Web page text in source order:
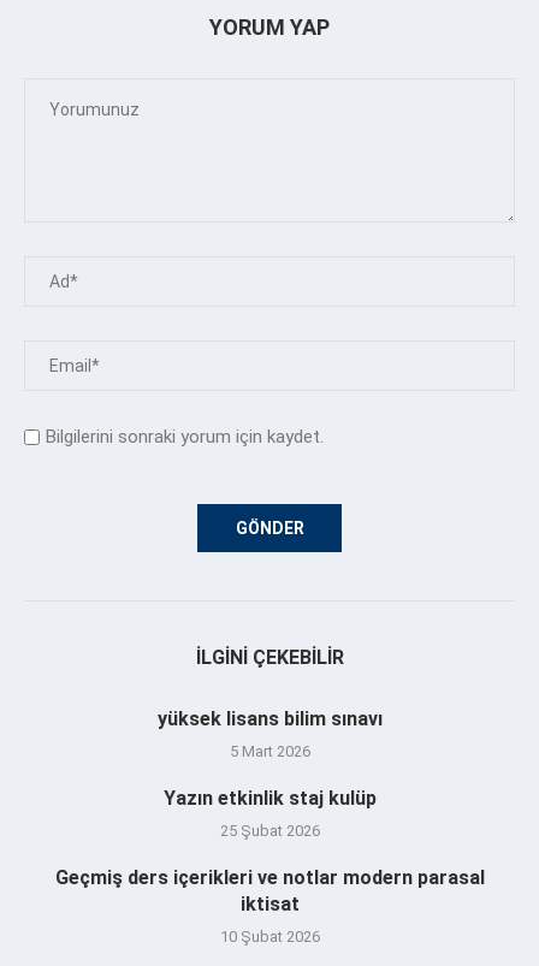
YORUM YAP
Bilgilerini sonraki yorum için kaydet.
İLGINI ÇEKEBILIR
yüksek lisans bilim sınavı
5 Mart 2026
Yazın etkinlik staj kulüp
25 Şubat 2026
Geçmiş ders içerikleri ve notlar modern parasal
iktisat
10 Şubat 2026